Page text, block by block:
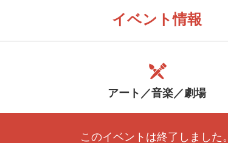
イベント情報
アート／音楽／劇場
このイベントは終了しました。